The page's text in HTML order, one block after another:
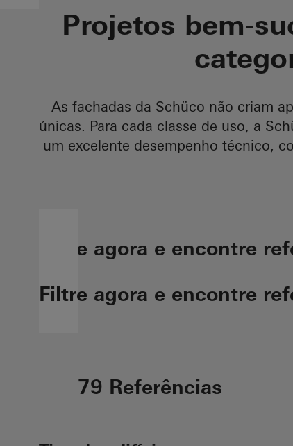
Projetos bem-
As fachadas da Schüco não criam
únicas. Para cada classe de uso, a
um excelente desempenho técnico,
Filtre agora e encontre
Filtre agora e encontre
79 Referências